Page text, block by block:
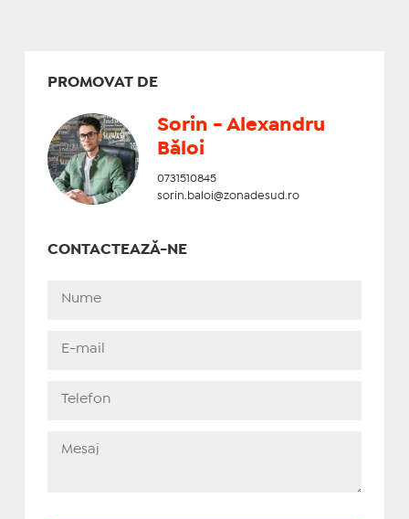
PROMOVAT DE
Sorin - Alexandru
Băloi
0731510845
sorin.baloi@zonadesud.ro
CONTACTEAZĂ-NE